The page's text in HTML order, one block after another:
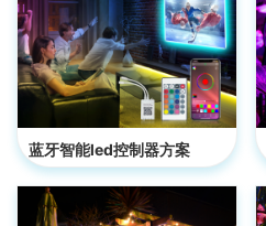
蓝牙智能led控制器方案